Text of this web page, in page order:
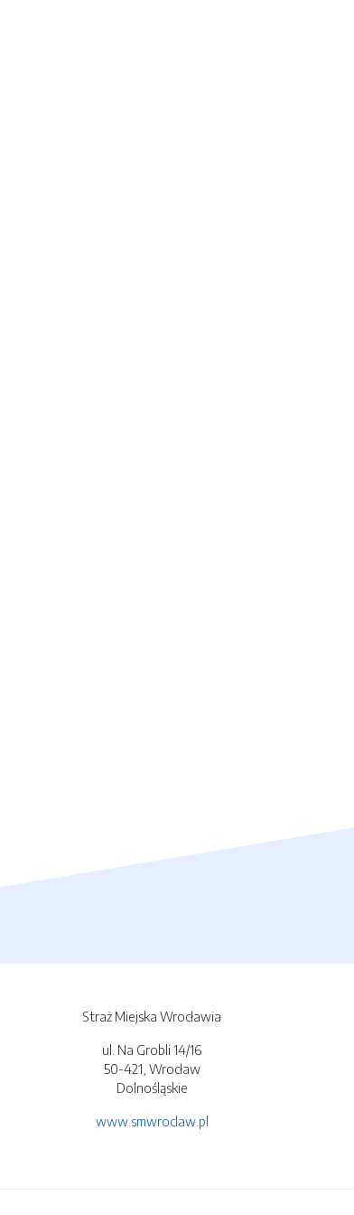
Straż Miejska Wrocławia
ul. Na Grobli 14/16
50-421, Wrocław
Dolnośląskie
www.smwroclaw.pl